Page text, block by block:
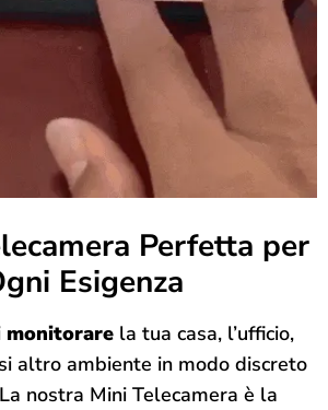
Perfetta per
Esigenza
monitorare la tua casa, l’ufficio,
altro ambiente in modo discreto
nostra Mini Telecamera è la